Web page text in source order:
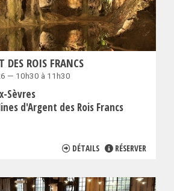
DES ROIS FRANCS
— 10h30 à 11h30
Sèvres
d'Argent des Rois Francs
DÉTAILS RÉSERVER